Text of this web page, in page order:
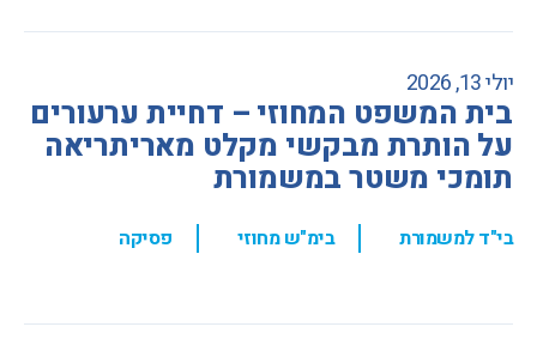
יולי 13, 2026
בית המשפט המחוזי – דחיית ערעורים
על הותרת מבקשי מקלט מאריתריאה
תומכי משטר במשמורת
בי"ד למשמורת בימ"ש מחוזי , פסיקה